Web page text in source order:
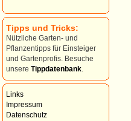
Tipps und Tricks:
Nützliche Garten- und
Pflanzentipps für Einsteiger
und Gartenprofis. Besuche
unsere Tippdatenbank
Links
Impressum
Datenschutz